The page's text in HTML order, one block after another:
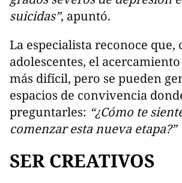
suicidas”, apuntó.
La especialista reconoce que,
adolescentes, el
más difícil, pero se pueden
espacios de convivencia
preguntarles: “¿Cómo te
comenzar esta nueva etapa?”
SER CREATIVOS